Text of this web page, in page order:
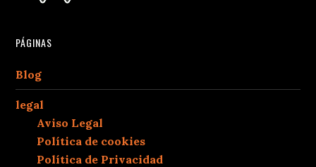
PÁGINAS
Blog
legal
Aviso Legal
Política de cookies
Política de Privacidad